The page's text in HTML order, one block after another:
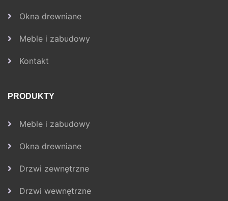
Okna drewniane
Meble i zabudowy
Kontakt
PRODUKTY
Meble i zabudowy
Okna drewniane
Drzwi zewnętrzne
Drzwi wewnętrzne